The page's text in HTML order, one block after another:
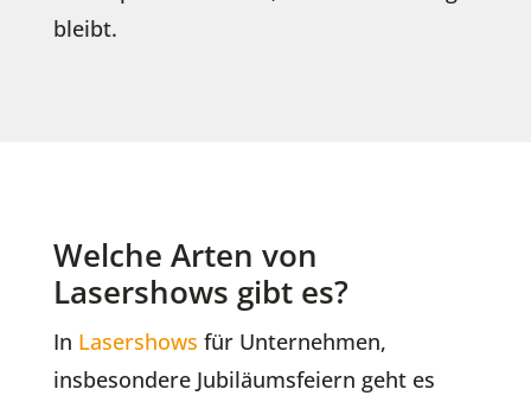
bleibt.
Welche Arten von
Lasershows gibt es?
In Lasershows für Unternehmen,
insbesondere Jubiläumsfeiern geht es